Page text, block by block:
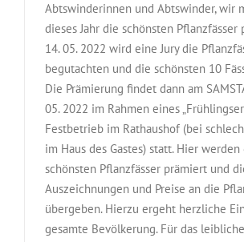
Abtswinderinnen und Abtswinder, wir
dieses Jahr die schönsten Pflanzfässer
14. 05. 2022 wird eine Jury die
begutachten und die schönsten 10
Die Prämierung findet dann am
05. 2022 im Rahmen eines
Festbetrieb im Rathaushof (bei
im Haus des Gastes) statt. Hier
schönsten Pflanzfässer prämiert und
Auszeichnungen und Preise an die
übergeben. Hierzu ergeht herzliche
gesamte Bevölkerung. Für das